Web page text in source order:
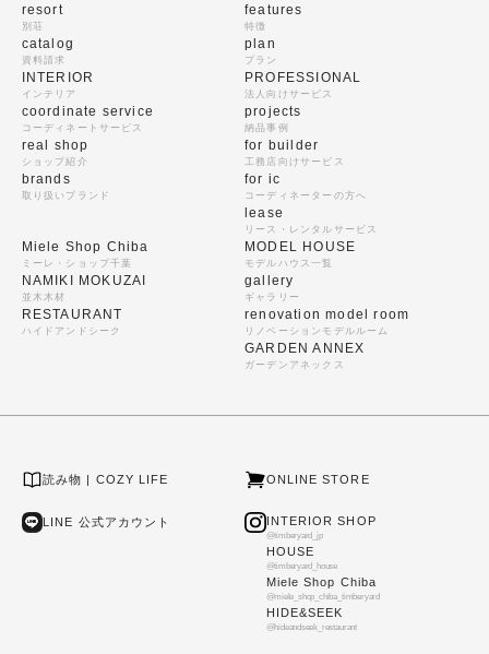
resort
別荘
catalog
資料請求
features
特徴
plan
プラン
INTERIOR
インテリア
coordinate service
コーディネートサービス
real shop
ショップ紹介
brands
取り扱いブランド
PROFESSIONAL
法人向けサービス
projects
納品事例
for builder
工務店向けサービス
for ic
コーディネーターの方へ
lease
リース・レンタルサービス
Miele Shop Chiba
ミーレ・ショップ千葉
NAMIKI MOKUZAI
並木木材
RESTAURANT
ハイドアンドシーク
MODEL HOUSE
モデルハウス一覧
gallery
ギャラリー
renovation model room
リノベーションモデルルーム
GARDEN ANNEX
ガーデンアネックス
読み物 | COZY LIFE ONLINE STORE
LINE 公式アカウント INTERIOR SHOP
@timberyard_jp
HOUSE
@timberyard_house
Miele Shop Chiba
@miele_shop_chiba_timberyard
HIDE&SEEK
@hideandseek_restaurant